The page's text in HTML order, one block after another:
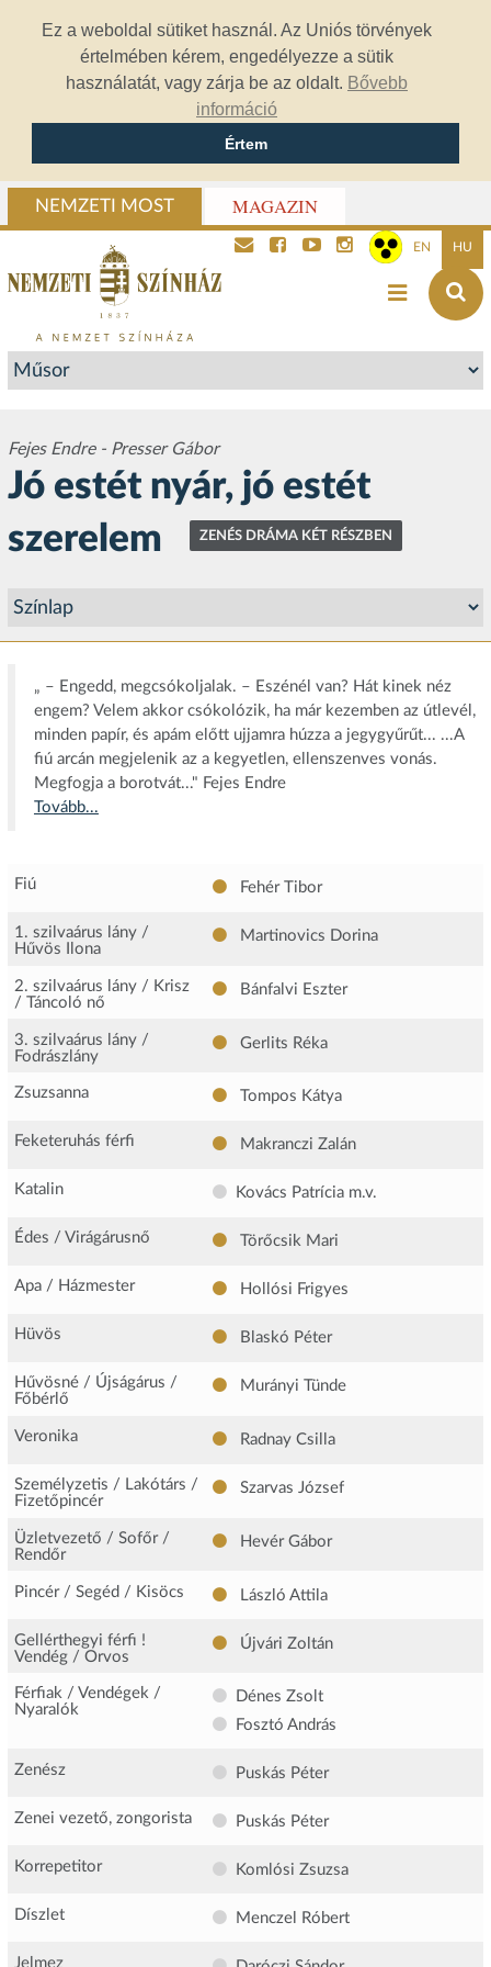
Ez a weboldal sütiket használ. Az Uniós törvények
értelmében kérem, engedélyezze a sütik
használatát, vagy zárja be az oldalt. Bővebb
információ
Értem
NEMZETI MOST MAGAZIN
EN HU
Fejes Endre - Presser Gábor
Jó estét nyár, jó estét
szerelem
ZENÉS DRÁMA KÉT RÉSZBEN
„ – Engedd, megcsókoljalak. – Eszénél van? Hát kinek néz
engem? Velem akkor csókolózik, ha már kezemben az útlevél,
minden papír, és apám előtt ujjamra húzza a jegygyűrűt... ...A
fiú arcán megjelenik az a kegyetlen, ellenszenves vonás.
Megfogja a borotvát..." Fejes Endre
Tovább...
Fiú Fehér Tibor
1. szilvaárus lány /
Hűvös Ilona
Martinovics Dorina
2. szilvaárus lány / Krisz
/ Táncoló nő
Bánfalvi Eszter
3. szilvaárus lány /
Fodrászlány
Gerlits Réka
Zsuzsanna Tompos Kátya
Feketeruhás férfi Makranczi Zalán
Katalin Kovács Patrícia m.v.
Édes / Virágárusnő Törőcsik Mari
Apa / Házmester Hollósi Frigyes
Hüvös Blaskó Péter
Hűvösné / Újságárus /
Főbérlő
Murányi Tünde
Veronika Radnay Csilla
Személyzetis / Lakótárs /
Fizetőpincér
Szarvas József
Üzletvezető / Sofőr /
Rendőr
Hevér Gábor
Pincér / Segéd / Kisöcs László Attila
Gellérthegyi férfi !
Vendég / Orvos
Újvári Zoltán
Férfiak / Vendégek /
Nyaralók
Dénes Zsolt
Fosztó András
Zenész Puskás Péter
Zenei vezető, zongorista Puskás Péter
Korrepetitor Komlósi Zsuzsa
Díszlet Menczel Róbert
Jelmez